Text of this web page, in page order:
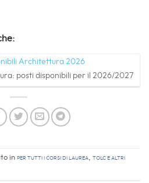
posti disponibili per il 2026/2027
in Per tutti i corsi di laurea, TOLC e altri